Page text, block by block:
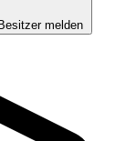
melden